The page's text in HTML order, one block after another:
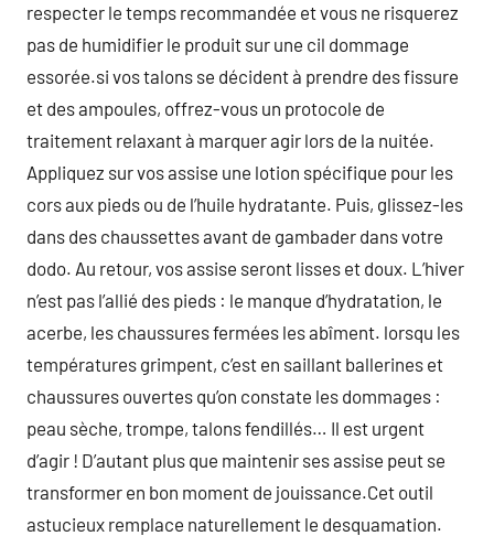
respecter le temps recommandée et vous ne risquerez
pas de humidifier le produit sur une cil dommage
essorée.si vos talons se décident à prendre des fissure
et des ampoules, offrez-vous un protocole de
traitement relaxant à marquer agir lors de la nuitée.
Appliquez sur vos assise une lotion spécifique pour les
cors aux pieds ou de l’huile hydratante. Puis, glissez-les
dans des chaussettes avant de gambader dans votre
dodo. Au retour, vos assise seront lisses et doux. L’hiver
n’est pas l’allié des pieds : le manque d’hydratation, le
acerbe, les chaussures fermées les abîment. lorsqu les
températures grimpent, c’est en saillant ballerines et
chaussures ouvertes qu’on constate les dommages :
peau sèche, trompe, talons fendillés… Il est urgent
d’agir ! D’autant plus que maintenir ses assise peut se
transformer en bon moment de jouissance.Cet outil
astucieux remplace naturellement le desquamation.